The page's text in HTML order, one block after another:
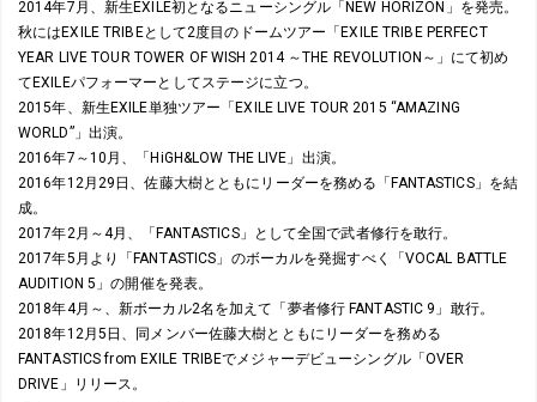
2014年7月、新生EXILE初となるニューシングル「NEW HORIZON」を発売。
秋にはEXILE TRIBEとして2度目のドームツアー「EXILE TRIBE PERFECT
YEAR LIVE TOUR TOWER OF WISH 2014 ～THE REVOLUTION～」にて初め
てEXILEパフォーマーとしてステージに立つ。
2015年、新生EXILE単独ツアー「EXILE LIVE TOUR 2015 “AMAZING
WORLD”」出演。
2016年7～10月、「HiGH&LOW THE LIVE」出演。
2016年12月29日、佐藤大樹とともにリーダーを務める「FANTASTICS」を結
成。
2017年2月～4月、「FANTASTICS」として全国で武者修行を敢行。
2017年5月より「FANTASTICS」のボーカルを発掘すべく「VOCAL BATTLE
AUDITION 5」の開催を発表。
2018年4月～、新ボーカル2名を加えて「夢者修行 FANTASTIC 9」敢行。
2018年12月5日、同メンバー佐藤大樹とともにリーダーを務める
FANTASTICS from EXILE TRIBEでメジャーデビューシングル「OVER
DRIVE」リリース。